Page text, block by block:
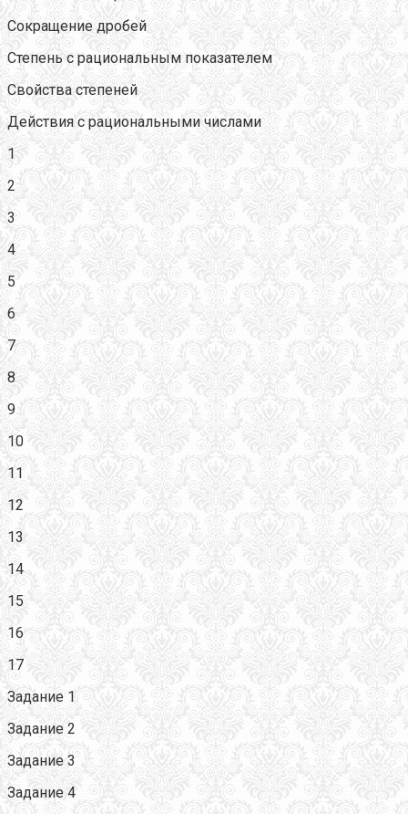
Сокращение дробей
Степень с рациональным показателем
Свойства степеней
Действия с рациональными числами
1
2
3
4
5
6
7
8
9
10
11
12
13
14
15
16
17
Задание 1
Задание 2
Задание 3
Задание 4